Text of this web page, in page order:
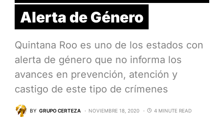
Alerta de Género
Quintana Roo es uno de los estados con
alerta de género que no informa los
avances en prevención, atención y
castigo de este tipo de crímenes
BY GRUPO CERTEZA NOVIEMBRE 18, 2020 4 MINUTE READ